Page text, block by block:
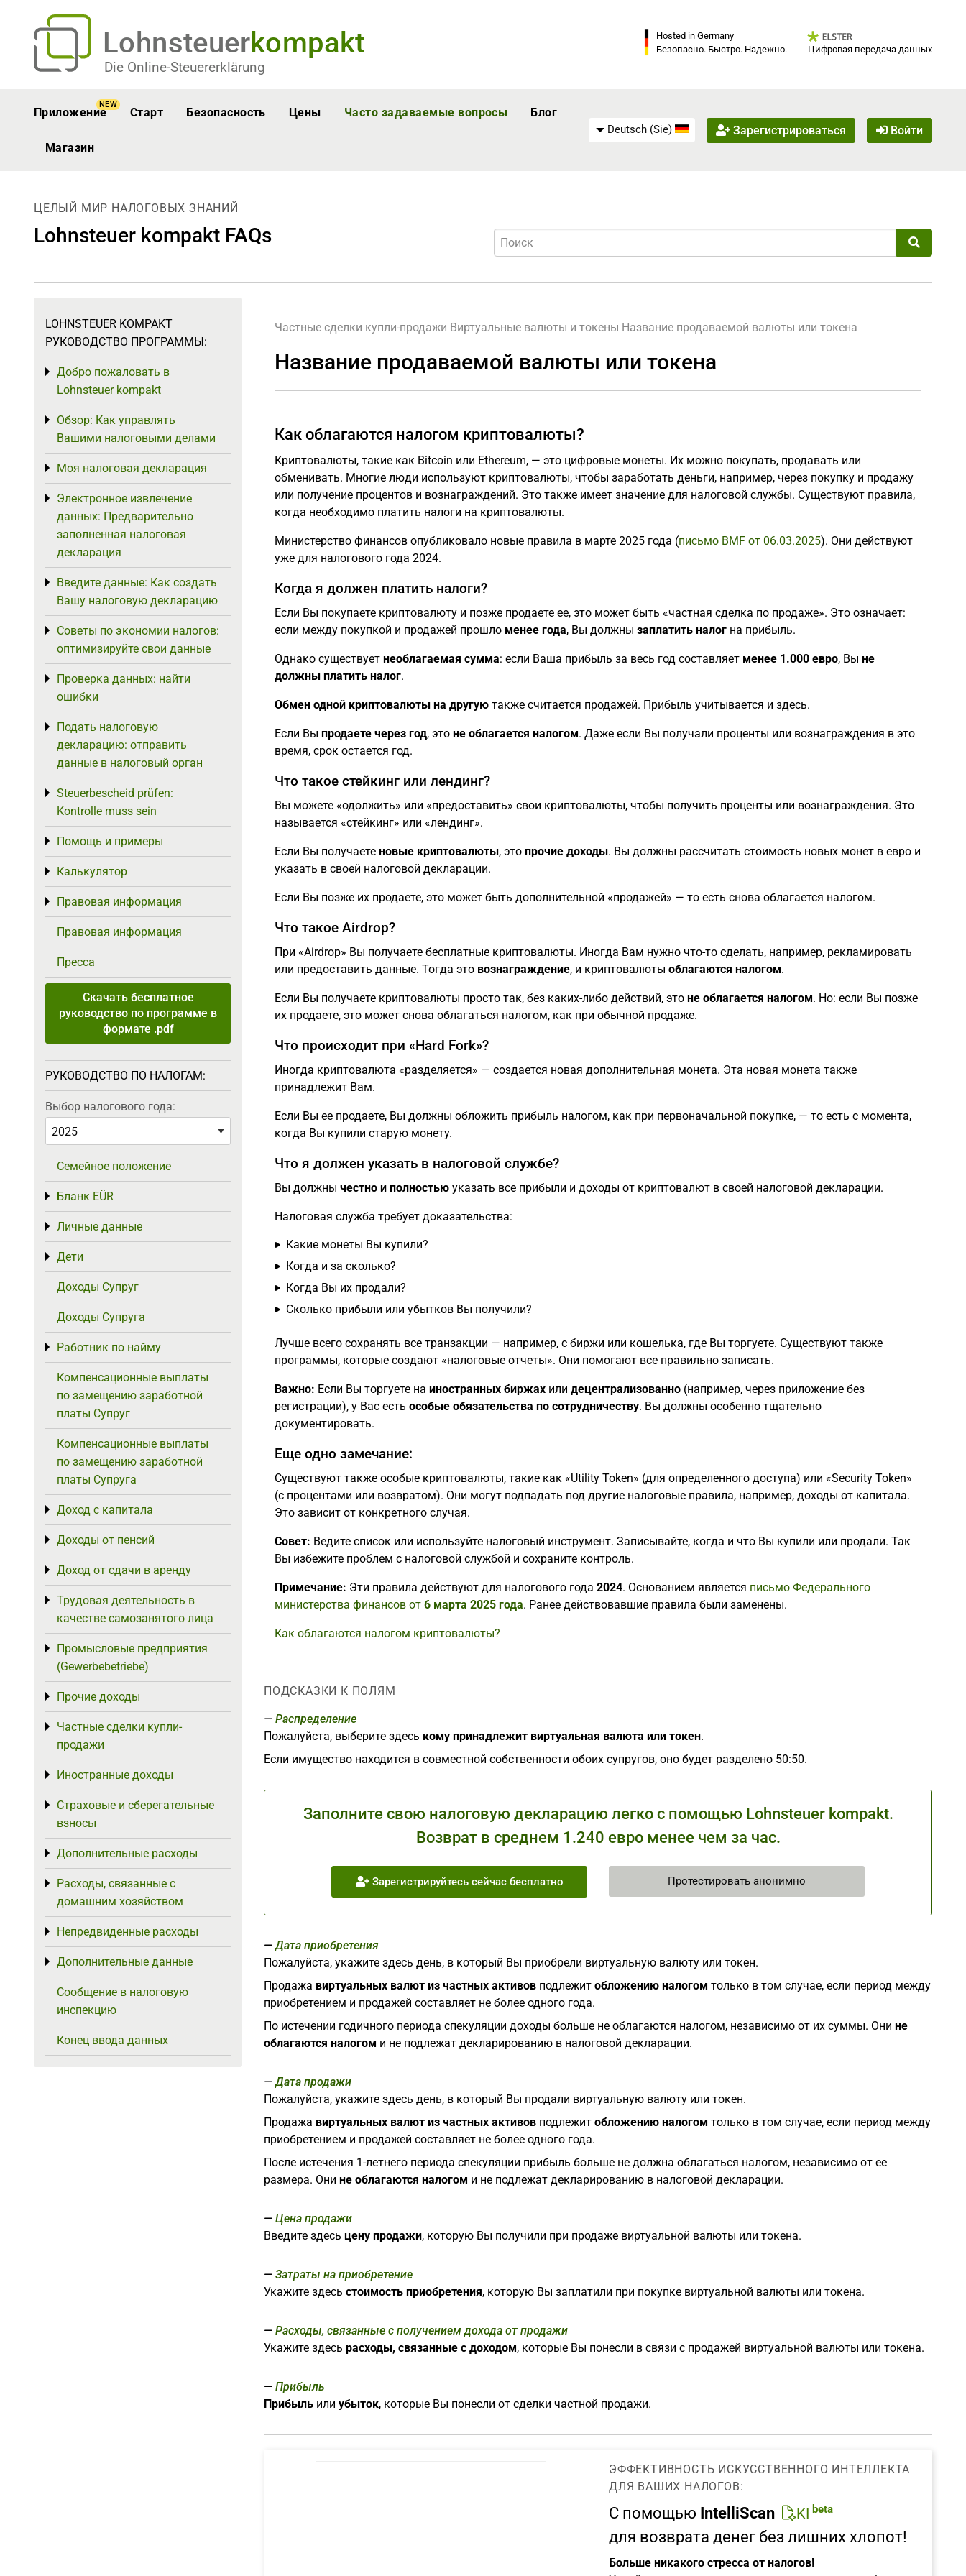
Lohnsteuerkompakt
Die Online-Steuererklärung
Hosted in Germany
Безопасно. Быстро. Надежно.
Цифровая передача данных
Приложение
NEW
Старт Безопасность Цены Часто задаваемые вопросы Блог
Магазин
Deutsch (Sie) Зарегистрироваться Войти
ЦЕЛЫЙ МИР НАЛОГОВЫХ ЗНАНИЙ
Lohnsteuer kompakt FAQs
Частные сделки купли-продажи Виртуальные валюты и токены Название продаваемой валюты или токена
Название продаваемой валюты или токена
Как облагаются налогом криптовалюты?
Криптовалюты, такие как Bitcoin или Ethereum, — это цифровые монеты. Их можно покупать, продавать или
обменивать. Многие люди используют криптовалюты, чтобы заработать деньги, например, через покупку и продажу
или получение процентов и вознаграждений. Это также имеет значение для налоговой службы. Существуют правила,
когда необходимо платить налоги на криптовалюты.
Министерство финансов опубликовало новые правила в марте 2025 года (письмо BMF от 06.03.2025). Они действуют
уже для налогового года 2024.
Когда я должен платить налоги?
Если Вы покупаете криптовалюту и позже продаете ее, это может быть «частная сделка по продаже». Это означает:
если между покупкой и продажей прошло менее года, Вы должны заплатить налог на прибыль.
Однако существует необлагаемая сумма: если Ваша прибыль за весь год составляет менее 1.000 евро, Вы не
должны платить налог.
Обмен одной криптовалюты на другую также считается продажей. Прибыль учитывается и здесь.
Если Вы продаете через год, это не облагается налогом. Даже если Вы получали проценты или вознаграждения в это
время, срок остается год.
Что такое стейкинг или лендинг?
Вы можете «одолжить» или «предоставить» свои криптовалюты, чтобы получить проценты или вознаграждения. Это
называется «стейкинг» или «лендинг».
Если Вы получаете новые криптовалюты, это прочие доходы. Вы должны рассчитать стоимость новых монет в евро и
указать в своей налоговой декларации.
Если Вы позже их продаете, это может быть дополнительной «продажей» — то есть снова облагается налогом.
Что такое Airdrop?
При «Airdrop» Вы получаете бесплатные криптовалюты. Иногда Вам нужно что-то сделать, например, рекламировать
или предоставить данные. Тогда это вознаграждение, и криптовалюты облагаются налогом.
Если Вы получаете криптовалюты просто так, без каких-либо действий, это не облагается налогом. Но: если Вы позже
их продаете, это может снова облагаться налогом, как при обычной продаже.
Что происходит при «Hard Fork»?
Иногда криптовалюта «разделяется» — создается новая дополнительная монета. Эта новая монета также
принадлежит Вам.
Если Вы ее продаете, Вы должны обложить прибыль налогом, как при первоначальной покупке, — то есть с момента,
когда Вы купили старую монету.
Что я должен указать в налоговой службе?
Вы должны честно и полностью указать все прибыли и доходы от криптовалют в своей налоговой декларации.
Налоговая служба требует доказательства:
Какие монеты Вы купили?
Когда и за сколько?
Когда Вы их продали?
Сколько прибыли или убытков Вы получили?
Лучше всего сохранять все транзакции — например, с биржи или кошелька, где Вы торгуете. Существуют также
программы, которые создают «налоговые отчеты». Они помогают все правильно записать.
Важно: Если Вы торгуете на иностранных биржах или децентрализованно (например, через приложение без
регистрации), у Вас есть особые обязательства по сотрудничеству. Вы должны особенно тщательно
документировать.
Еще одно замечание:
Существуют также особые криптовалюты, такие как «Utility Token» (для определенного доступа) или «Security Token»
(с процентами или возвратом). Они могут подпадать под другие налоговые правила, например, доходы от капитала.
Это зависит от конкретного случая.
Совет: Ведите список или используйте налоговый инструмент. Записывайте, когда и что Вы купили или продали. Так
Вы избежите проблем с налоговой службой и сохраните контроль.
Примечание: Эти правила действуют для налогового года 2024. Основанием является письмо Федерального
министерства финансов от 6 марта 2025 года. Ранее действовавшие правила были заменены.
Как облагаются налогом криптовалюты?
ПОДСКАЗКИ К ПОЛЯМ
Распределение
Пожалуйста, выберите здесь кому принадлежит виртуальная валюта или токен.
Если имущество находится в совместной собственности обоих супругов, оно будет разделено 50:50.
Заполните свою налоговую декларацию легко с помощью Lohnsteuer kompakt.
Возврат в среднем 1.240 евро менее чем за час.
Зарегистрируйтесь сейчас бесплатно Протестировать анонимно
Дата приобретения
Пожалуйста, укажите здесь день, в который Вы приобрели виртуальную валюту или токен.
Продажа виртуальных валют из частных активов подлежит обложению налогом только в том случае, если период между
приобретением и продажей составляет не более одного года.
По истечении годичного периода спекуляции доходы больше не облагаются налогом, независимо от их суммы. Они не
облагаются налогом и не подлежат декларированию в налоговой декларации.
Дата продажи
Пожалуйста, укажите здесь день, в который Вы продали виртуальную валюту или токен.
Продажа виртуальных валют из частных активов подлежит обложению налогом только в том случае, если период между
приобретением и продажей составляет не более одного года.
После истечения 1-летнего периода спекуляции прибыль больше не должна облагаться налогом, независимо от ее
размера. Они не облагаются налогом и не подлежат декларированию в налоговой декларации.
Цена продажи
Введите здесь цену продажи, которую Вы получили при продаже виртуальной валюты или токена.
Затраты на приобретение
Укажите здесь стоимость приобретения, которую Вы заплатили при покупке виртуальной валюты или токена.
Расходы, связанные с получением дохода от продажи
Укажите здесь расходы, связанные с доходом, которые Вы понесли в связи с продажей виртуальной валюты или токена.
Прибыль
Прибыль или убыток, которые Вы понесли от сделки частной продажи.
ЭФФЕКТИВНОСТЬ ИСКУССТВЕННОГО ИНТЕЛЛЕКТА
ДЛЯ ВАШИХ НАЛОГОВ:
С помощью IntelliScan KI beta
для возврата денег без лишних хлопот!
Больше никакого стресса от налогов!
LOHNSTEUER KOMPAKT
РУКОВОДСТВО ПРОГРАММЫ:
Добро пожаловать в
Lohnsteuer kompakt
Toggle menu
Обзор: Как управлять
Вашими налоговыми делами
Toggle menu
Моя налоговая декларация
Toggle menu
Электронное извлечение
данных: Предварительно
заполненная налоговая
декларация
Toggle menu
Введите данные: Как создать
Вашу налоговую декларацию
Toggle menu
Советы по экономии налогов:
оптимизируйте свои данные
Toggle menu
Проверка данных: найти
ошибки
Toggle menu
Подать налоговую
декларацию: отправить
данные в налоговый орган
Toggle menu
Steuerbescheid prüfen:
Kontrolle muss sein
Toggle menu
Помощь и примеры
Toggle menu
Калькулятор
Toggle menu
Правовая информация
Toggle menu
Правовая информация
Пресса
Скачать бесплатное
руководство по программе в
формате .pdf
РУКОВОДСТВО ПО НАЛОГАМ:
Выбор налогового года:
Семейное положение
Бланк EÜR
Toggle menu
Личные данные
Toggle menu
Дети
Toggle menu
Доходы Супруг
Доходы Супруга
Работник по найму
Toggle menu
Компенсационные выплаты
по замещению заработной
платы Супруг
Компенсационные выплаты
по замещению заработной
платы Супруга
Доход с капитала
Toggle menu
Доходы от пенсий
Toggle menu
Доход от сдачи в аренду
Toggle menu
Трудовая деятельность в
качестве самозанятого лица
Toggle menu
Промысловые предприятия
(Gewerbebetriebe)
Toggle menu
Прочие доходы
Toggle menu
Частные сделки купли-
продажи
Toggle menu
Иностранные доходы
Toggle menu
Страховые и сберегательные
взносы
Toggle menu
Дополнительные расходы
Toggle menu
Расходы, связанные с
домашним хозяйством
Toggle menu
Непредвиденные расходы
Toggle menu
Дополнительные данные
Toggle menu
Сообщение в налоговую
инспекцию
Конец ввода данных